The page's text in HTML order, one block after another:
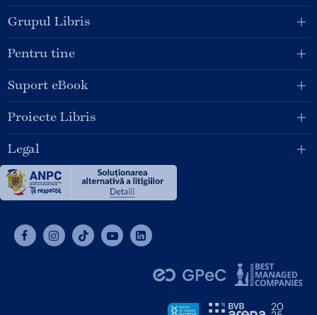
Grupul Libris
Pentru tine
Suport eBook
Proiecte Libris
Legal